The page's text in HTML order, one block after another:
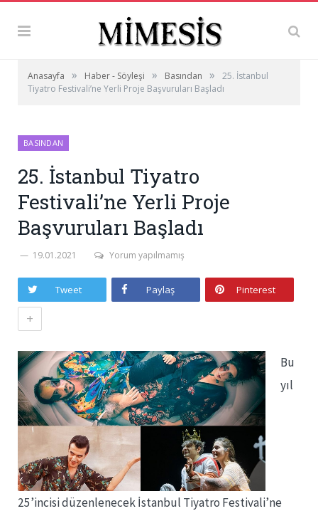
Anasayfa » Haber - Söyleşi » Basından »
25. İstanbul
Tiyatro Festivali’ne Yerli Proje Başvuruları Başladı
BASINDAN
25. İstanbul Tiyatro
Festivali’ne Yerli Proje
Başvuruları Başladı
19.01.2021 Yorum yapılmamış
Tweet Paylaş Pinterest
+
Bu
yıl
25’incisi düzenlenecek İstanbul Tiyatro Festivali’ne